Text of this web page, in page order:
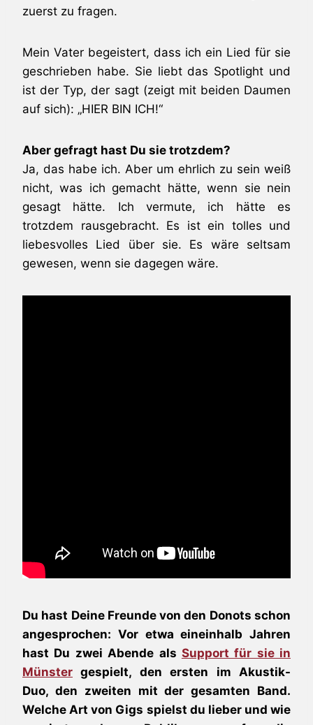
zuerst zu fragen.
Mein Vater begeistert, dass ich ein Lied für sie
geschrieben habe. Sie liebt das Spotlight und
ist der Typ, der sagt (zeigt mit beiden Daumen
auf sich): „HIER BIN ICH!“
Aber gefragt hast Du sie trotzdem?
Ja, das habe ich. Aber um ehrlich zu sein weiß
nicht, was ich gemacht hätte, wenn sie nein
gesagt hätte. Ich vermute, ich hätte es
trotzdem rausgebracht. Es ist ein tolles und
liebesvolles Lied über sie. Es wäre seltsam
gewesen, wenn sie dagegen wäre.
Du hast Deine Freunde von den Donots schon
angesprochen: Vor etwa eineinhalb Jahren
hast Du zwei Abende als Support für sie in
Münster gespielt, den ersten im Akustik-
Duo, den zweiten mit der gesamten Band.
Welche Art von Gigs spielst du lieber und wie